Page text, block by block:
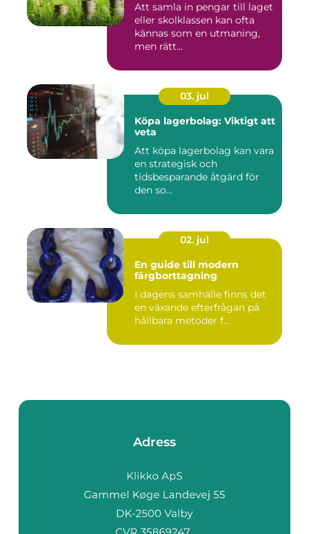
Att samla in pengar till laget
eller skolklassen kan ofta
kännas som en utmaning,
men rätt...
03. jul
Köpa lagerbolag: Viktigt att
veta
Att köpa lagerbolag kan vara
en strategisk och
tidsbesparande åtgärd för
den so...
02. jul
En guide till modern
färgborttagning
I dagens samhälle finns det
en växande efterfrågan på
hållbara metoder f...
Adress